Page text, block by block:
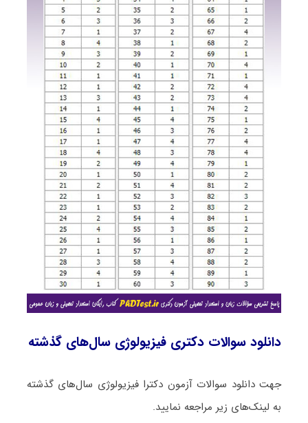
دانلود سوالات دکتری فیزیولوژی سال‌های گذشته
جهت دانلود سوالات آزمون دکترا فیزیولوژی سال‌های گذشته
به لینک‌های زیر مراجعه نمایید.